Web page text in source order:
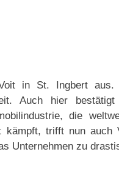
in St. Ingbert aus.
Auch hier
die
kämpft, trifft nun auch
Unternehmen zu